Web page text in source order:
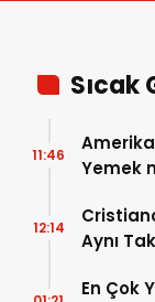
Sıcak
Yemek
11:46
Aynı
12:14
En Çok